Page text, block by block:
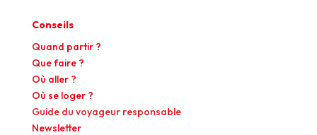
Conseils
Quand partir ?
Que faire ?
Où aller ?
Où se loger ?
Guide du voyageur responsable
Newsletter